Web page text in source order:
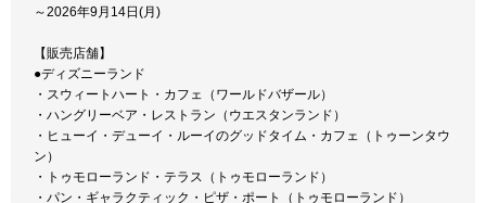
～2026年9月14日(月)
【販売店舗】
●ディズニーランド
・スウィートハート・カフェ（ワールドバザール）
・ハングリーベア・レストラン（ウエスタンランド）
・ヒューイ・デューイ・ルーイのグッドタイム・カフェ（トゥーンタウ
ン）
・トゥモローランド・テラス（トゥモローランド）
・パン・ギャラクティック・ピザ・ポート（トゥモローランド）